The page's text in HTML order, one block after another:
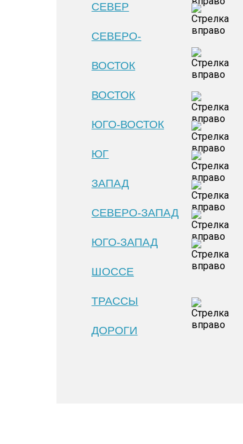
СЕВЕР
СЕВЕРО-
ВОСТОК
ВОСТОК
ЮГО-ВОСТОК
ЮГ
ЗАПАД
СЕВЕРО-ЗАПАД
ЮГО-ЗАПАД
ШОССЕ
ТРАССЫ
ДОРОГИ